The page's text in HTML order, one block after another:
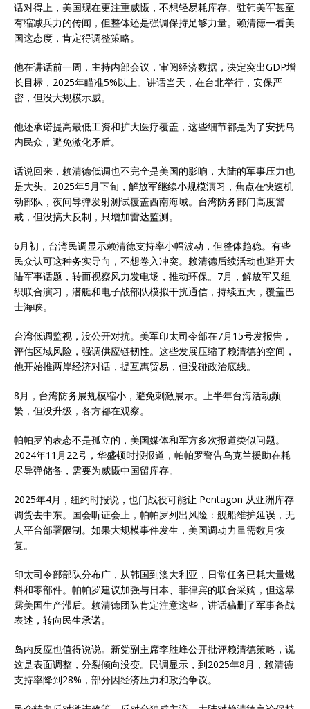
话对得上，美国现在更注重威慑，不想轻易耗库存。驻韩美军甚至
有缩减兵力的传闻，但整体还是强调保持足够力量。赖清德一看美
国这态度，肯定得调整策略。
他在讲话前一周，主持内部会议，审阅经济数据，决定突出GDP增
长目标，2025年瞄准5%以上。讲话当天，在台北举行，安保严
密，但没大规模示威。
他还承诺提高最低工资和扩大医疗覆盖，这些细节都是为了安抚岛
内民众，避免激化矛盾。
话说回来，赖清德低调也不完全是美国的影响，大陆的军事压力也
是大头。2025年5月下旬，解放军继续小规模演习，焦点在快速机
动部队，夜间导弹发射测试覆盖西南海域。台湾防务部门高度警
戒，但没搞大反制，只增加雷达监测。
6月初，台湾民调显示赖清德支持率小幅波动，但整体趋稳。有些
民众认可这种务实导向，不想卷入冲突。赖清德后续活动也避开大
陆军事话题，转而视察风力发电场，推动环保。7月，解放军又组
织联合演习，潜艇和电子战部队模拟干扰通信，持续五天，覆盖巴
士海峡。
台湾低调监视，没公开对抗。美军印太司令部在7月15号发报告，
评估区域风险，强调供应链韧性。这些发展压缩了赖清德的空间，
他开始推两岸经济对话，提互惠贸易，但没碰政治底线。
8月，台湾防务展规模缩小，避免刺激展示。上半年台海活动频
繁，但没升级，各方都在观察。
帕帕罗的表态不是孤立的，美国媒体和军方多次报道类似问题。
2024年11月22号，华盛顿时报报道，帕帕罗警告乌克兰援助在耗
尽导弹储备，需要为威慑中国留库存。
2025年4月，纽约时报说，也门战役可能让 Pentagon 从亚洲库存
调货去中东。国会听证会上，帕帕罗列出风险：舰船维护延误，无
人平台部署限制。如果大规模事件发生，美国调动力量需数月恢
复。
印太司令部部队分布广，从韩国到澳大利亚，日常任务已耗大量燃
料和零部件。帕帕罗建议加强与日本、菲律宾的联合采购，但这暴
露美国生产滞后。赖清德团队肯定注意这些，讲话稿删了军事备战
表述，转向民生承诺。
岛内反应也值得说说。新党副主席李胜峰公开批评赖清德策略，说
这是表面调整，分裂倾向没变。民调显示，到2025年8月，赖清德
支持率降到28%，部分因经济压力和政治争议。